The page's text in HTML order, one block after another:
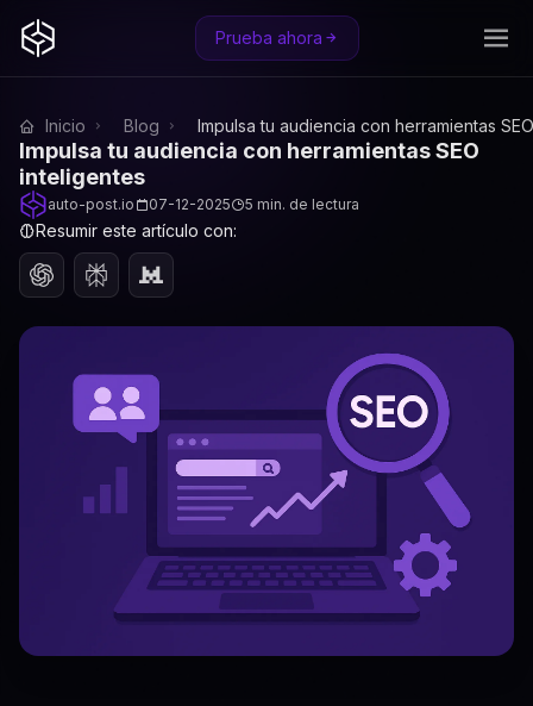
Prueba ahora
Inicio Blog Impulsa tu audiencia con herramientas
Impulsa tu audiencia con herramientas SEO
inteligentes
auto-post.io 07-12-2025 5 min. de lectura
Resumir este artículo con: